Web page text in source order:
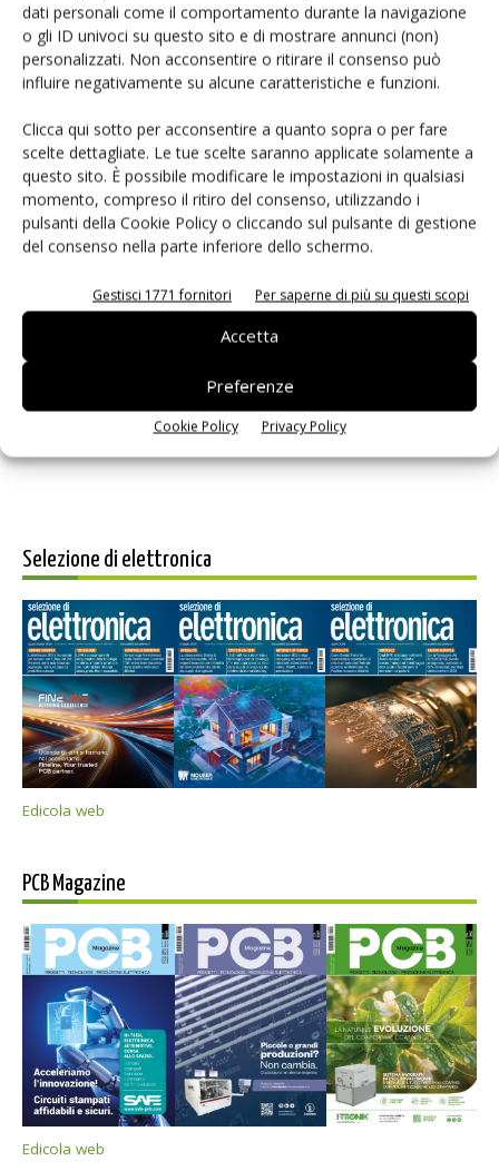
dati personali come il comportamento durante la navigazione
o gli ID univoci su questo sito e di mostrare annunci (non)
personalizzati. Non acconsentire o ritirare il consenso può
influire negativamente su alcune caratteristiche e funzioni.
Clicca qui sotto per acconsentire a quanto sopra o per fare
scelte dettagliate. Le tue scelte saranno applicate solamente a
questo sito. È possibile modificare le impostazioni in qualsiasi
momento, compreso il ritiro del consenso, utilizzando i
pulsanti della Cookie Policy o cliccando sul pulsante di gestione
del consenso nella parte inferiore dello schermo.
Gestisci 1771 fornitori Per saperne di più su questi scopi
Accetta
Preferenze
Cookie Policy Privacy Policy
Salva il mio nome, email e sito web in questo browser per i
prossimi commenti.
Selezione di elettronica
Edicola web
PCB Magazine
Edicola web